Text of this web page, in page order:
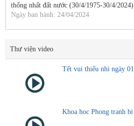
thống nhất đất nước (30/4/1975-30/4/
Ngày ban hành: 24/04/2024
Thư viện video
Tết vui thiếu nhi ngày
Khoa hoc Phong tranh